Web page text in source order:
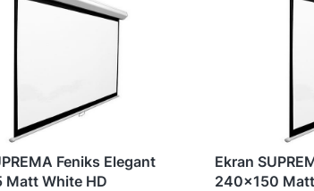
Feniks Elegant
Matt White HD
Ekran
240x150